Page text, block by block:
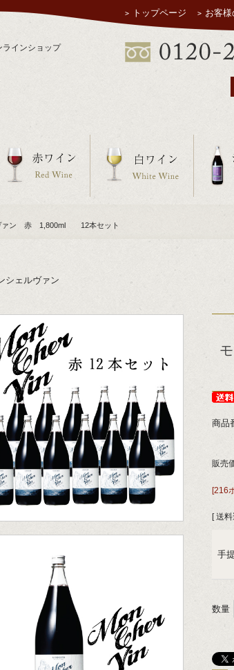
トップページ お客
ラインショップ
ァン 赤 1,800ml 12本セット
商品
販売
[216
[ 送
手
数量